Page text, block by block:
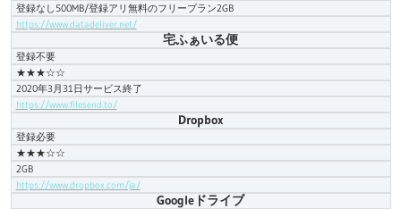
登録なし500MB/登録アリ無料のフリープラン2GB
https://www.datadeliver.net/
宅ふぁいる便
登録不要
★★★☆☆
2020年3月31日サービス終了
https://www.filesend.to/
Dropbox
登録必要
★★★☆☆
2GB
https://www.dropbox.com/ja/
Googleドライブ